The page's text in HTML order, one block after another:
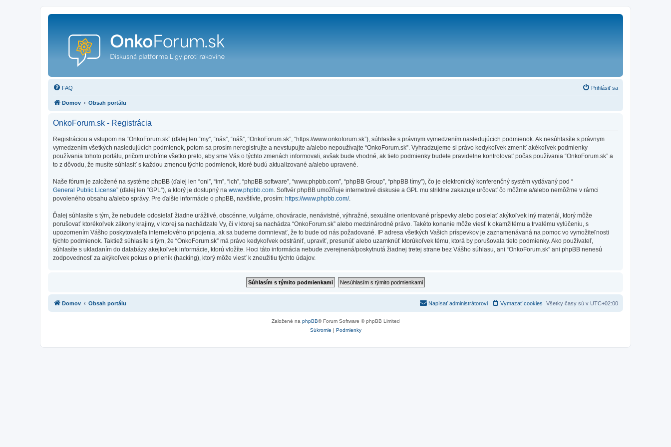
FAQ Prihlásiť sa
Domov Obsah portálu
OnkoForum.sk - Registrácia
Registráciou a vstupom na “OnkoForum.sk” (ďalej len “my”, “nás”, “náš”, “OnkoForum.sk”, “https://www.onkoforum.sk”), súhlasíte s právnym vymedzením nasledujúcich podmienok. Ak nesúhlasíte s právnym
vymedzením všetkých nasledujúcich podmienok, potom sa prosím neregistrujte a nevstupujte a/alebo nepoužívajte “OnkoForum.sk”. Vyhradzujeme si právo kedykoľvek zmeniť akékoľvek podmienky
používania tohoto portálu, pričom urobíme všetko preto, aby sme Vás o týchto zmenách informovali, avšak bude vhodné, ak tieto podmienky budete pravidelne kontrolovať počas používania “OnkoForum.sk” a
to z dôvodu, že musíte súhlasiť s každou zmenou týchto podmienok, ktoré budú aktualizované a/alebo upravené.
Naše fórum je založené na systéme phpBB (ďalej len “oni”, “im”, “ich”, “phpBB software”, “www.phpbb.com”, “phpBB Group”, “phpBB tímy”), čo je elektronický konferenčný systém vydávaný pod “
General Public License” (ďalej len “GPL”), a ktorý je dostupný na www.phpbb.com. Softvér phpBB umožňuje internetové diskusie a GPL mu striktne zakazuje určovať čo môžme a/alebo nemôžme v rámci
povoleného obsahu a/alebo správy. Pre ďalšie informácie o phpBB, navštívte, prosím: https://www.phpbb.com/.
Ďalej súhlasíte s tým, že nebudete odosielať žiadne urážlivé, obscénne, vulgárne, ohováracie, nenávistné, výhražné, sexuálne orientované príspevky alebo posielať akýkoľvek iný materiál, ktorý môže
porušovať ktorékoľvek zákony krajiny, v ktorej sa nachádzate Vy, či v ktorej sa nachádza “OnkoForum.sk” alebo medzinárodné právo. Takéto konanie môže viesť k okamžitému a trvalému vylúčeniu, s
upozornením Vášho poskytovateľa internetového pripojenia, ak sa budeme domnievať, že to bude od nás požadované. IP adresa všetkých Vašich príspevkov je zaznamenávaná na pomoc vo vymožiteľnosti
týchto podmienok. Taktiež súhlasíte s tým, že “OnkoForum.sk” má právo kedykoľvek odstrániť, upraviť, presunúť alebo uzamknúť ktorúkoľvek tému, ktorá by porušovala tieto podmienky. Ako používateľ,
súhlasíte s ukladaním do databázy akejkoľvek informácie, ktorú vložíte. Hoci táto informácia nebude zverejnená/poskytnutá žiadnej tretej strane bez Vášho súhlasu, ani “OnkoForum.sk” ani phpBB nenesú
zodpovednosť za akýkoľvek pokus o prienik (hacking), ktorý môže viesť k zneužitiu týchto údajov.
Domov Obsah portálu Všetky časy sú v UTC+02:00
Vymazať cookies
Napísať administrátorovi
Založené na phpBB® Forum Software © phpBB Limited
Súkromie | Podmienky